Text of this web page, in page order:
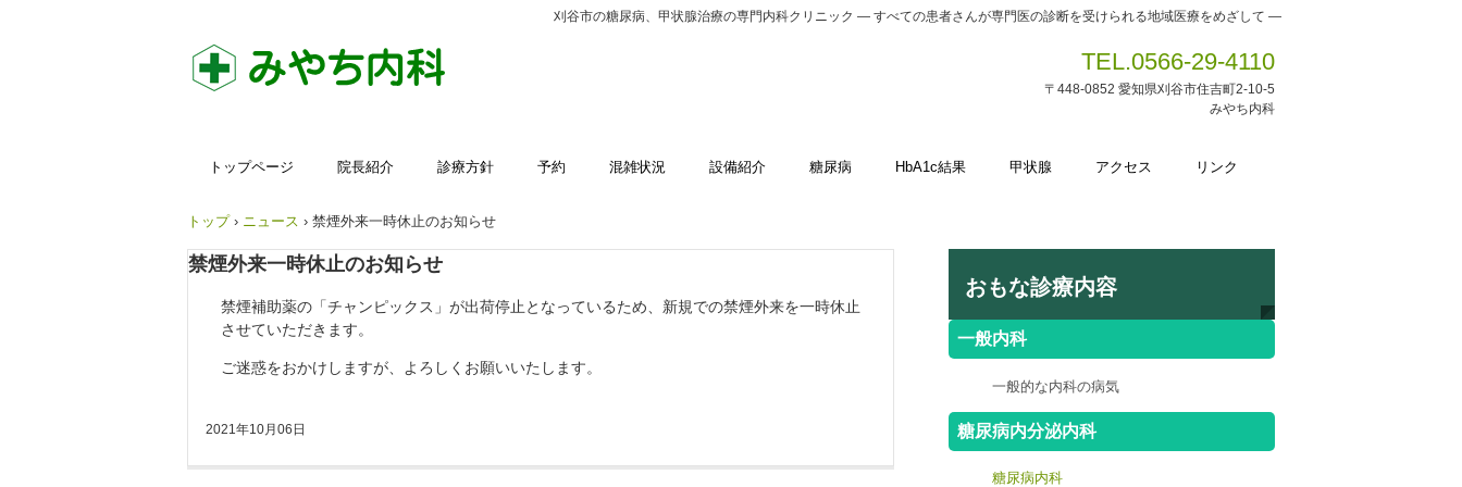
刈谷市の糖尿病、甲状腺治療の専門内科クリニック ― すべての患者さんが専門医の診断を受けられる地域医療をめざして ―
TEL.0566-29-4110
〒448-0852 愛知県刈谷市住吉町2-10-5
みやち内科
トップページ 院長紹介 診療方針 予約 混雑状況 設備紹介 糖尿病 HbA1c結果 甲状腺 アクセス リンク
トップ › ニュース › 禁煙外来一時休止のお知らせ
禁煙外来一時休止のお知らせ
禁煙補助薬の「チャンピックス」が出荷停止となっているため、新規での禁煙外来を一時休止
させていただきます。
ご迷惑をおかけしますが、よろしくお願いいたします。
2021年10月06日
おもな診療内容
一般内科
一般的な内科の病気
糖尿病内分泌内科
糖尿病内科